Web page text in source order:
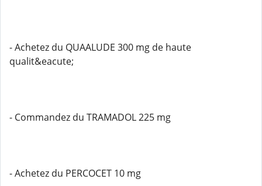
- Achetez du QUAALUDE 300 mg de haute
qualit&eacute;
- Commandez du TRAMADOL 225 mg
- Achetez du PERCOCET 10 mg